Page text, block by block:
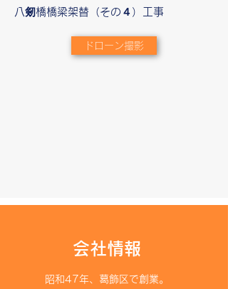
八剱橋橋梁架替（その４）工事
ドローン撮影
​会社情報
昭和47年、葛飾区で創業。